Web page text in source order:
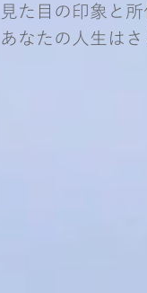
見た目の印象と
あなたの人生はさ